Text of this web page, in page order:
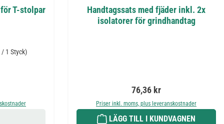
T-stolpar
1 Styck)
Handtagssats med fjäder inkl. 2x
isolatorer för grindhandtag
Ordinarie pris:
76,36 kr
Priser inkl. moms, plus leveranskostnader
LÄGG TILL I KUNDVAGNEN